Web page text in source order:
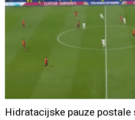
Hidratacijske pauze postale